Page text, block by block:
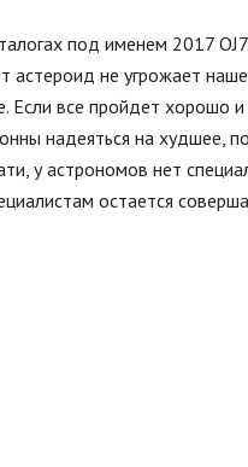
под именем 2017
астероид не угрожает
все пройдет хорошо
надеяться на худшее,
у астрономов нет
остается